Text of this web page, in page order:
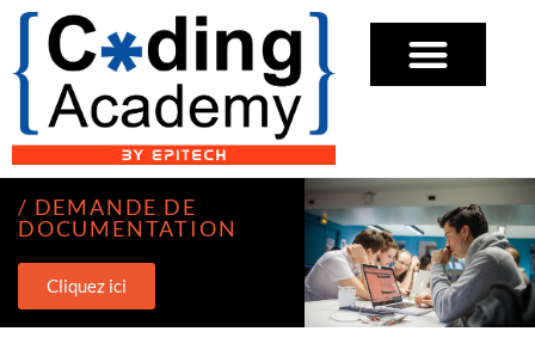
/ DEMANDE DE
DOCUMENTATION
Cliquez ici